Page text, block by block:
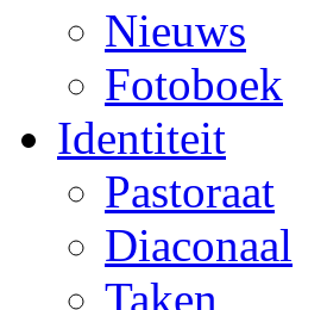
Nieuws
Fotoboek
Identiteit
Pastoraat
Diaconaal
Taken